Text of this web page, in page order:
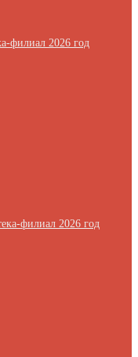
филиал 2026 год
филиал 2026 год